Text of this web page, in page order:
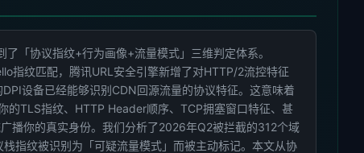
「协议指纹+行为画像+流量模式」三维判定体系。
指纹匹配，腾讯URL安全引擎新增了对HTTP/2流控特征
设备已经能够识别CDN回源流量的协议特征。这意味着
TLS指纹、HTTP Header顺序、TCP拥塞窗口特征、甚
播你的真实身份。我们分析了2026年Q2被拦截的312个域
栈指纹被识别为「可疑流量模式」而被主动标记。本文从协